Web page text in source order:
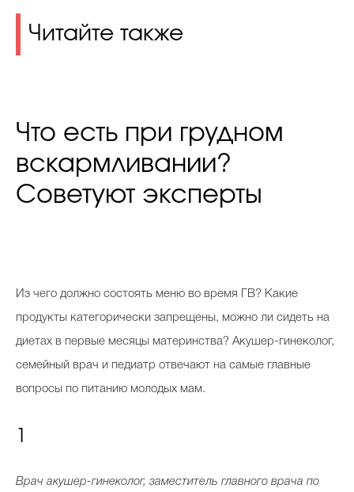
Читайте также
Что есть при грудном
вскармливании?
Советуют эксперты
Из чего должно состоять меню во время ГВ? Какие
продукты категорически запрещены, можно ли сидеть на
диетах в первые месяцы материнства? Акушер-гинеколог,
семейный врач и педиатр отвечают на самые главные
вопросы по питанию молодых мам.
Врач акушер-гинеколог, заместитель главного врача по